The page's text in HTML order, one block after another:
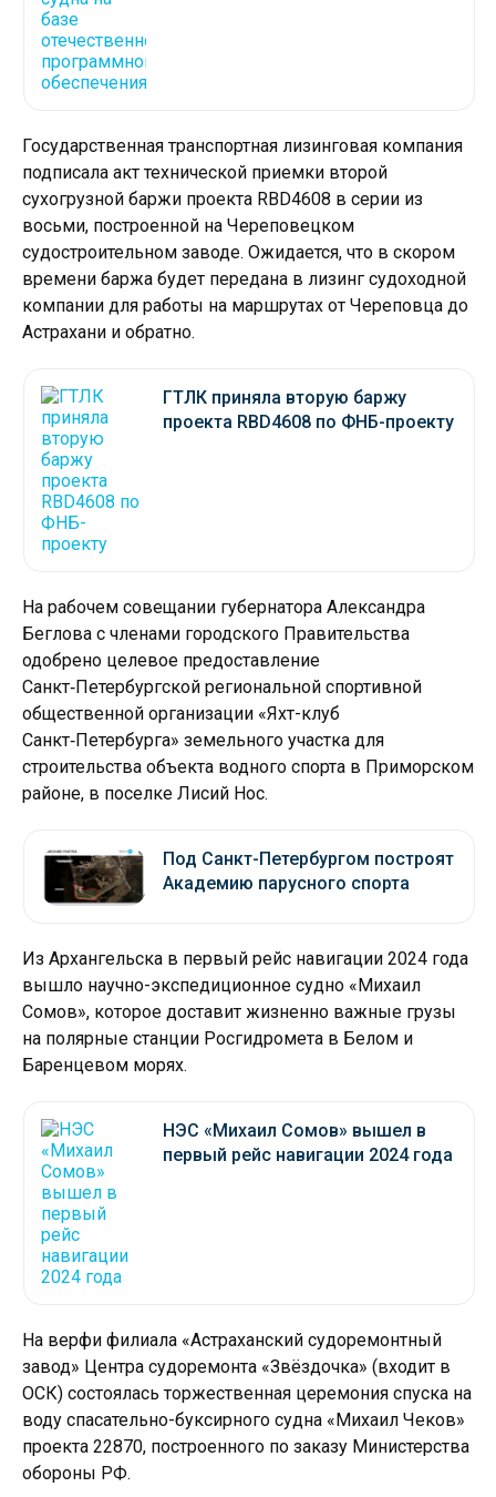
Государственная транспортная лизинговая компания
подписала акт технической приемки второй
сухогрузной баржи проекта RBD4608 в серии из
восьми, построенной на Череповецком
судостроительном заводе. Ожидается, что в скором
времени баржа будет передана в лизинг судоходной
компании для работы на маршрутах от Череповца до
Астрахани и обратно.
ГТЛК приняла вторую баржу
проекта RBD4608 по ФНБ-проекту
На рабочем совещании губернатора Александра
Беглова с членами городского Правительства
одобрено целевое предоставление
Санкт‑Петербургской региональной спортивной
общественной организации «Яхт-клуб
Санкт‑Петербурга» земельного участка для
строительства объекта водного спорта в Приморском
районе, в поселке Лисий Нос.
Под Санкт-Петербургом построят
Академию парусного спорта
Из Архангельска в первый рейс навигации 2024 года
вышло научно-экспедиционное судно «Михаил
Сомов», которое доставит жизненно важные грузы
на полярные станции Росгидромета в Белом и
Баренцевом морях.
НЭС «Михаил Сомов» вышел в
первый рейс навигации 2024 года
На верфи филиала «Астраханский судоремонтный
завод» Центра судоремонта «Звёздочка» (входит в
ОСК) состоялась торжественная церемония спуска на
воду спасательно-буксирного судна «Михаил Чеков»
проекта 22870, построенного по заказу Министерства
обороны РФ.